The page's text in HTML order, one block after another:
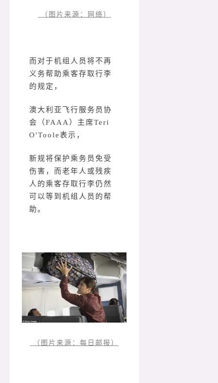
（图片来源：网络）
而对于机组人员将不再
义务帮助乘客存取行李
的规定，
澳大利亚飞行服务员协
会（FAAA）主席Teri
O'Toole表示，
新规将保护乘务员免受
伤害，而老年人或残疾
人的乘客存取行李仍然
可以等到机组人员的帮
助。
（图片来源：每日邮报）